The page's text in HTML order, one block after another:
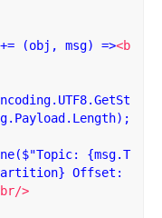
(obj, msg) =>
<b
{msg.T
Offset:
>